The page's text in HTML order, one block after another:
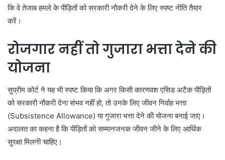
कि वे तेजाब हमले के पीड़ितों को सरकारी नौकरी देने के लिए स्पष्ट नीति तैयार
करें।
रोजगार नहीं तो गुजारा भत्ता देने की
योजना
सुप्रीम कोर्ट ने यह भी स्पष्ट किया कि अगर किसी कारणवश एसिड अटैक पीड़ितों
को सरकारी नौकरी देना संभव नहीं हो, तो उनके लिए जीवन निर्वाह भत्ता
(Subsistence Allowance) या गुजारा भत्ता देने की योजना बनाई जाए।
अदालत का कहना है कि पीड़ितों को सम्मानजनक जीवन जीने के लिए आर्थिक
सुरक्षा मिलनी चाहिए।